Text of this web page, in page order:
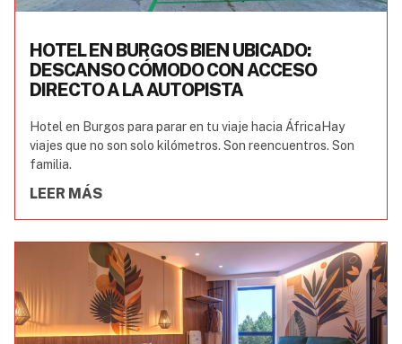
HOTEL EN BURGOS BIEN UBICADO:
DESCANSO CÓMODO CON ACCESO
DIRECTO A LA AUTOPISTA
Hotel en Burgos para parar en tu viaje hacia ÁfricaHay
viajes que no son solo kilómetros. Son reencuentros. Son
familia.
LEER MÁS